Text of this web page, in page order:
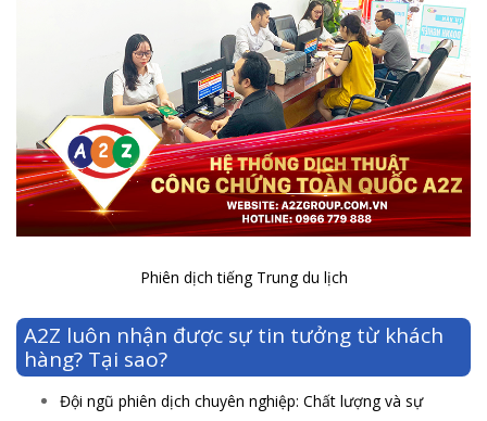
Phiên dịch tiếng Trung du lịch
A2Z luôn nhận được sự tin tưởng từ khách
hàng? Tại sao?
Đội ngũ phiên dịch chuyên nghiệp: Chất lượng và sự